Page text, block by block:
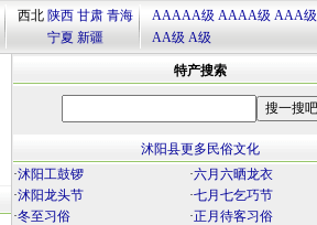
西北 陕西 甘肃 青海
宁夏 新疆
AAAAA级 AAAA级 AAA级
AA级 A级
特产搜索
沭阳县更多民俗文化
·沭阳工鼓锣 ·六月六晒龙衣
·沭阳龙头节 ·七月七乞巧节
·冬至习俗 ·正月待客习俗